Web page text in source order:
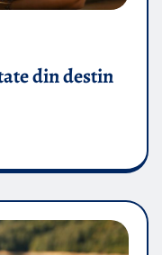
din destin